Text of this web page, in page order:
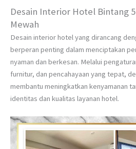
Desain Interior Hotel Bintang
Mewah
Desain interior hotel yang dirancang
berperan penting dalam menciptakan
nyaman dan berkesan. Melalui
furnitur, dan pencahayaan yang tepat,
membantu meningkatkan kenyamanan
identitas dan kualitas layanan hotel.